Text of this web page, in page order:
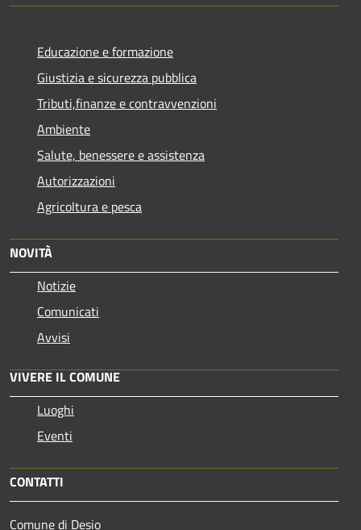
Educazione e formazione
Giustizia e sicurezza pubblica
Tributi,finanze e contravvenzioni
Ambiente
Salute, benessere e assistenza
Autorizzazioni
Agricoltura e pesca
NOVITÀ
Notizie
Comunicati
Avvisi
VIVERE IL COMUNE
Luoghi
Eventi
CONTATTI
Comune di Desio